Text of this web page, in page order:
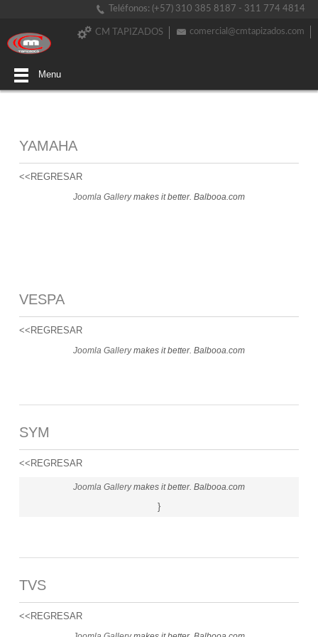
Teléfonos: (+57) 310 385 8187 - 311 774 4814
comercial@cmtapizados.com
CM TAPIZADOS
Menu
YAMAHA
<<REGRESAR
Joomla Gallerymakes it better. Balbooa.com
VESPA
<<REGRESAR
Joomla Gallerymakes it better. Balbooa.com
SYM
<<REGRESAR
Joomla Gallerymakes it better. Balbooa.com
}
TVS
<<REGRESAR